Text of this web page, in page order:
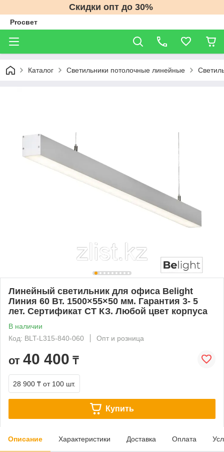
Скидки опт до 30%
Proсвет
Каталог Светильники потолочные линейные
Линейный светильник для офиса Belight
Линия 60 Вт. 1500×55×50 мм. Гарантия 3- 5
лет. Сертификат СТ КЗ. Любой цвет корпуса
В наличии
Код: BLT-L315-840-060
Опт и розница
от 40 400 ₸
28 900 ₸ от 100 шт.
Купить
Описание Характеристики Доставка Оплата